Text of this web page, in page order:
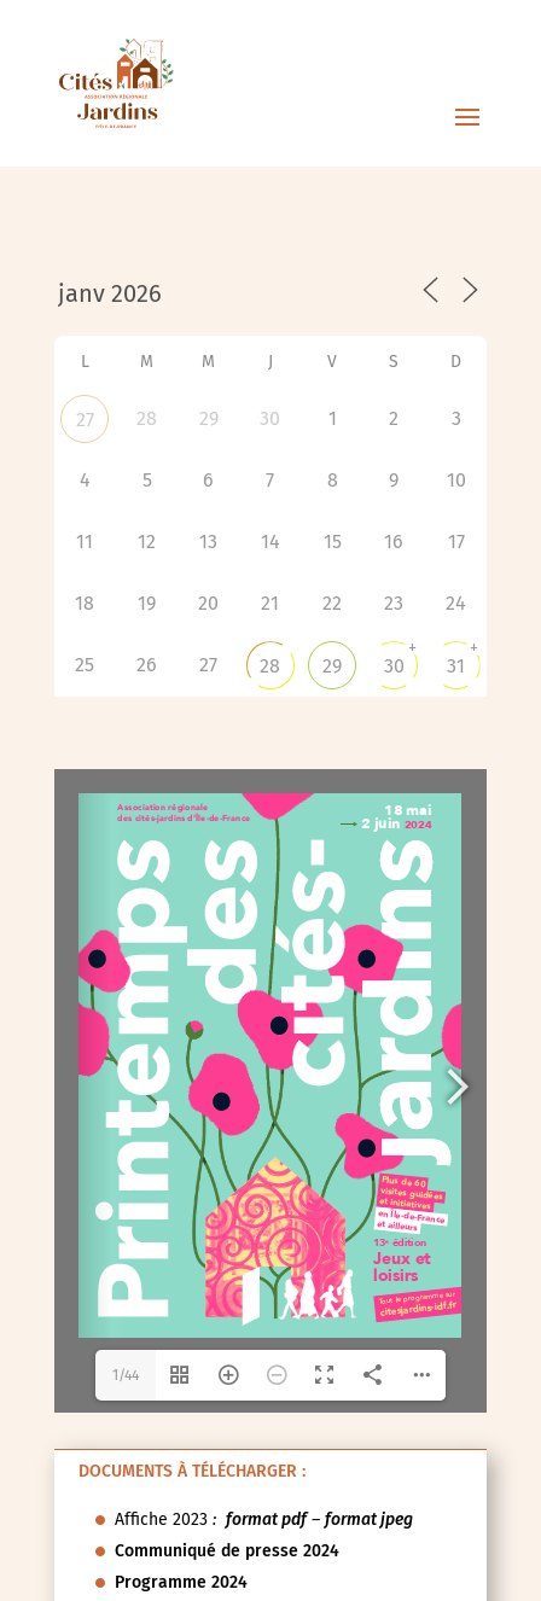
L M M J V S D
27 28 29 30 1 2 3
4 5 6 7 8 9 10
11 12 13 14 15 16 17
18 19 20 21 22 23 24
25 26 27 28 29 30
+
31
+
1/44
DOCUMENTS À TÉLÉCHARGER :
Affiche 2023: format pdf– format jpeg
Communiqué de presse 2024
Programme 2024